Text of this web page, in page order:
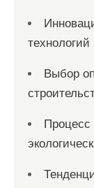
технологий
Выбор
Процесс